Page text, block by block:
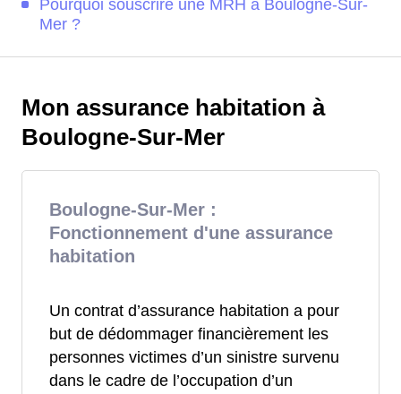
Pourquoi souscrire une MRH à Boulogne-Sur-
Mer ?
Mon assurance habitation à
Boulogne-Sur-Mer
Boulogne-Sur-Mer :
Fonctionnement d'une assurance
habitation
Un contrat d’assurance habitation a pour
but de dédommager financièrement les
personnes victimes d’un sinistre survenu
dans le cadre de l’occupation d’un